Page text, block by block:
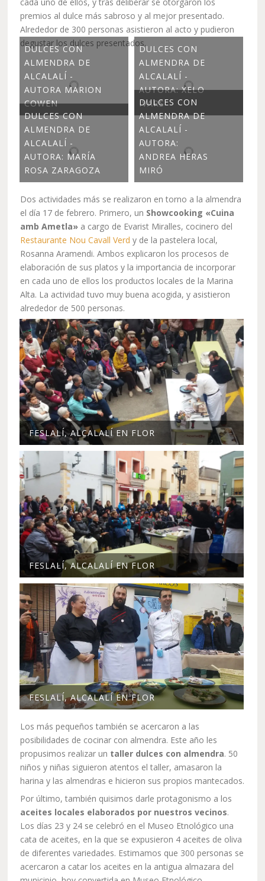
premios al dulce más sabroso y al mejor presentado.
Alrededor de 300 personas asistieron al acto y pudieron
degustar los dulces presentados.
DULCES CON
ALMENDRA DE
ALCALALÍ -
AUTORA MARION
COWEN
DULCES CON
ALMENDRA DE
ALCALALÍ -
AUTORA: XELO
IVARS
DULCES CON
ALMENDRA DE
ALCALALÍ -
AUTORA: MARÍA
ROSA ZARAGOZA
DULCES CON
ALMENDRA DE
ALCALALÍ -
AUTORA:
ANDREA HERAS
MIRÓ
Dos actividades más se realizaron en torno a la almendra
el día 17 de febrero. Primero, un Showcooking «Cuina
amb Ametla» a cargo de Evarist Miralles, cocinero del
Restaurante Nou Cavall Verd y de la pastelera local,
Rosanna Aramendi. Ambos explicaron los procesos de
elaboración de sus platos y la importancia de incorporar
en cada uno de ellos los productos locales de la Marina
Alta. La actividad tuvo muy buena acogida, y asistieron
alrededor de 500 personas.
FESLALÍ, ALCALALÍ EN FLOR
FESLALÍ, ALCALALÍ EN FLOR
FESLALÍ, ALCALALÍ EN FLOR
Los más pequeños también se acercaron a las
posibilidades de cocinar con almendra. Este año les
propusimos realizar un taller dulces con almendra. 50
niños y niñas siguieron atentos el taller, amasaron la
harina y las almendras e hicieron sus propios mantecados.
Por último, también quisimos darle protagonismo a los
aceites locales elaborados por nuestros vecinos.
Los días 23 y 24 se celebró en el Museo Etnológico una
cata de aceites, en la que se expusieron 4 aceites de oliva
de diferentes variedades. Estimamos que 300 personas se
acercaron a catar los aceites en la antigua almazara del